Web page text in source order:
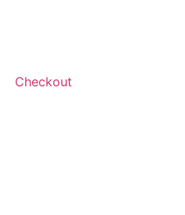
Checkout